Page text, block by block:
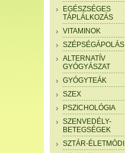
EGÉSZSÉGES
TÁPLÁLKOZÁS
VITAMINOK
SZÉPSÉGÁPOLÁS
ALTERNATÍV
GYÓGYÁSZAT
GYÓGYTEÁK
SZEX
PSZICHOLÓGIA
SZENVEDÉLY-
BETEGSÉGEK
SZTÁR-ÉLETMÓDI